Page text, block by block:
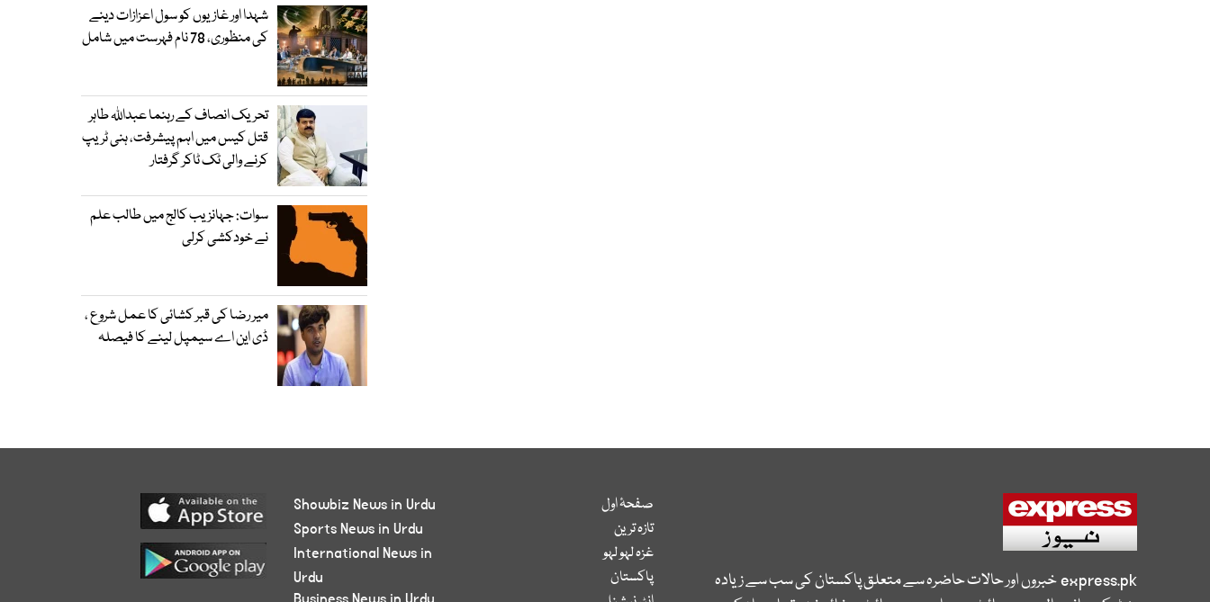
شہدا اور غازیوں کو سول اعزازات دینے
کی منظوری، 78 نام فہرست میں شامل
تحریک انصاف کے رہنما عبداللہ طاہر
قتل کیس میں اہم پیشرفت، ہنی ٹریپ
کرنے والی ٹک ٹاکر گرفتار
سوات: جہانزیب کالج میں طالب علم
نے خودکشی کرلی
میر رضا کی قبر کشائی کا عمل شروع ،
ڈی این اے سیمپل لینے کا فیصلہ
express.pkخبروں اور حالات حاضرہ سے متعلق پاکستان کی سب سے زیادہ
صفحۂ اول
تازہ ترین
غزہ لہو لہو
پاکستان
Showbiz News in Urdu
Sports News in Urdu
International News in
Urdu